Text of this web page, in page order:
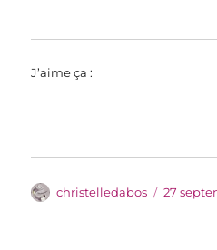
J’aime ça :
Auteur
christelledabos
Publié
27